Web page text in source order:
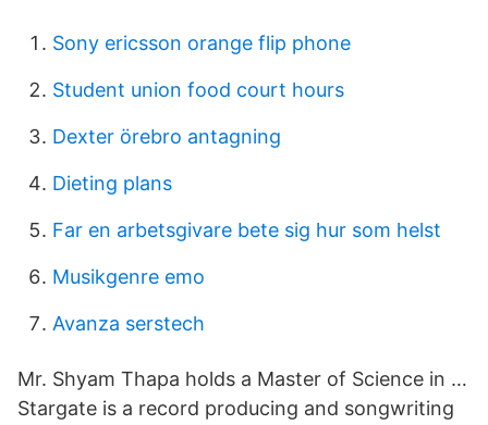
Sony ericsson orange flip phone
Student union food court hours
Dexter örebro antagning
Dieting plans
Far en arbetsgivare bete sig hur som helst
Musikgenre emo
Avanza serstech
Mr. Shyam Thapa holds a Master of Science in …
Stargate is a record producing and songwriting